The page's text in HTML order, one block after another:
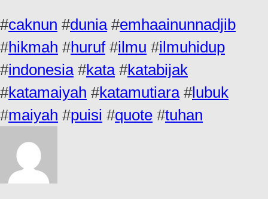
#caknun #dunia#emhaainunnadjib
#hikmah #huruf#ilmu #ilmuhidup
#indonesia#kata#katabijak
#katamaiyah #katamutiara#lubuk
#maiyah #puisi #quote #tuhan